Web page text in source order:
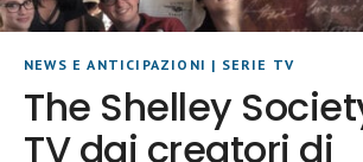
NEWS E ANTICIPAZIONI | SERIE TV
The Shelley
TV dai creatori di